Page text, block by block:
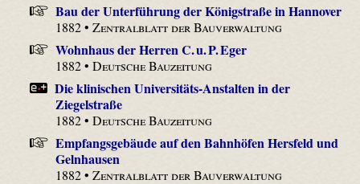
Bau der Unterführung der Königstraße in Hannover
1882 •Zentralblatt der Bauverwaltung
Wohnhaus der Herren C. u. P. Eger
1882 •Deutsche Bauzeitung
Die klinischen Universitäts-Anstalten in der
Ziegelstraße
1882 •Deutsche Bauzeitung
Empfangsgebäude auf den Bahnhöfen Hersfeld und
Gelnhausen
1882 •Zentralblatt der Bauverwaltung